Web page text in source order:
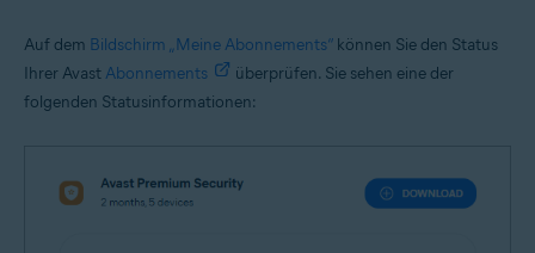
Auf dem Bildschirm „Meine Abonnements“ können Sie den Status
Ihrer Avast Abonnements
überprüfen. Sie sehen eine der
folgenden Statusinformationen: